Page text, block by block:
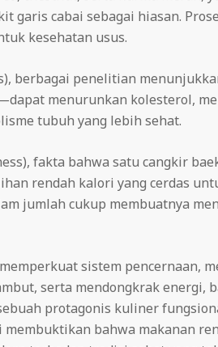
garis cabai sebagai hiasan.
kesehatan usus.
berbagai penelitian
menurunkan kolesterol,
tubuh yang lebih sehat.
fakta bahwa satu cangkir
rendah kalori yang cerdas
jumlah cukup membuatnya
sistem pencernaan,
serta mendongkrak energi,
protagonis kuliner
bahwa makanan